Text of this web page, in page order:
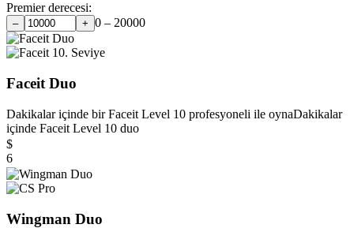
Premier derecesi:
– + 0 – 20000
Faceit Duo
Dakikalar içinde bir Faceit Level 10 profesyoneli ile oynaDakikalar
içinde Faceit Level 10 duo
$
6
Wingman Duo